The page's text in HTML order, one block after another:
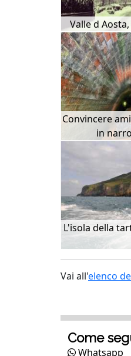
Valle d
Convincere
in
L'isola della
Vai all'elenco
Come
Whatsapp